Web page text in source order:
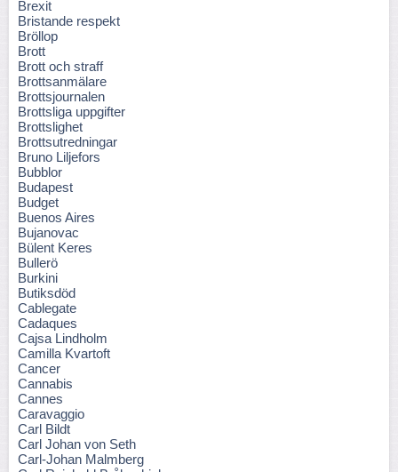
Brexit
Bristande respekt
Bröllop
Brott
Brott och straff
Brottsanmälare
Brottsjournalen
Brottsliga uppgifter
Brottslighet
Brottsutredningar
Bruno Liljefors
Bubblor
Budapest
Budget
Buenos Aires
Bujanovac
Bülent Keres
Bullerö
Burkini
Butiksdöd
Cablegate
Cadaques
Cajsa Lindholm
Camilla Kvartoft
Cancer
Cannabis
Cannes
Caravaggio
Carl Bildt
Carl Johan von Seth
Carl-Johan Malmberg